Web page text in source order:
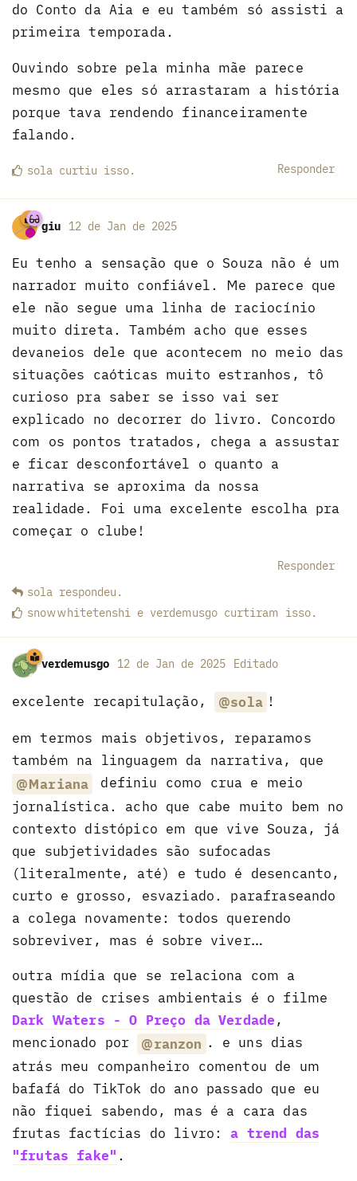
do Conto da Aia e eu também só assisti a
primeira temporada.
Ouvindo sobre pela minha mãe parece
mesmo que eles só arrastaram a história
porque tava rendendo financeiramente
falando.
Responder
sola curtiu isso.
giu 12 de Jan de 2025
Eu tenho a sensação que o Souza não é um
narrador muito confiável. Me parece que
ele não segue uma linha de raciocínio
muito direta. Também acho que esses
devaneios dele que acontecem no meio das
situações caóticas muito estranhos, tô
curioso pra saber se isso vai ser
explicado no decorrer do livro. Concordo
com os pontos tratados, chega a assustar
e ficar desconfortável o quanto a
narrativa se aproxima da nossa
realidade. Foi uma excelente escolha pra
começar o clube!
Responder
sola respondeu .
snowwhitetenshi e verdemusgo curtiram isso.
verdemusgo 12 de Jan de 2025 Editado
excelente recapitulação, @sola !
em termos mais objetivos, reparamos
também na linguagem da narrativa, que
@Mariana
definiu como crua e meio
jornalística. acho que cabe muito bem no
contexto distópico em que vive Souza, já
que subjetividades são sufocadas
(literalmente, até) e tudo é desencanto,
curto e grosso, esvaziado. parafraseando
a colega novamente: todos querendo
sobreviver, mas é sobre viver…
outra mídia que se relaciona com a
questão de crises ambientais é o filme
Dark Waters - O Preço da Verdade,
mencionado por
@ranzon . e uns dias
atrás meu companheiro comentou de um
bafafá do TikTok do ano passado que eu
não fiquei sabendo, mas é a cara das
frutas factícias do livro: a trend das
"frutas fake" .